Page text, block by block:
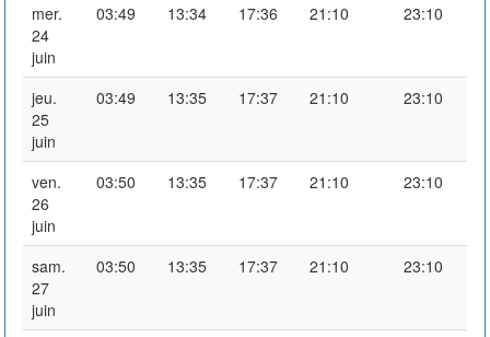
mer.
24
juin
03:49 13:34 17:36 21:10 23:10
jeu.
25
juin
03:49 13:35 17:37 21:10 23:10
ven.
26
juin
03:50 13:35 17:37 21:10 23:10
sam.
27
juin
03:50 13:35 17:37 21:10 23:10